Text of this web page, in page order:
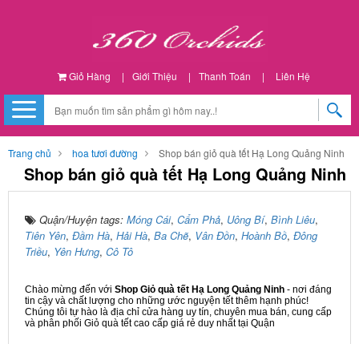
Giỏ Hàng | Giới Thiệu | Thanh Toán | Liên Hệ
Trang chủ hoa tươi đường Shop bán giỏ quà tết Hạ Long Quảng Ninh
Shop bán giỏ quà tết Hạ Long Quảng Ninh
Quận/Huyện tags: Móng Cái, Cẩm Phả, Uông Bí, Bình Liêu,
Tiên Yên, Đầm Hà, Hải Hà, Ba Chẽ, Vân Đồn, Hoành Bồ, Đông
Triều, Yên Hưng, Cô Tô
Chào mừng đến với Shop Giỏ quà tết Hạ Long Quảng Ninh - nơi đáng
tin cậy và chất lượng cho những ước nguyện tết thêm hạnh phúc!
Chúng tôi tự hào là địa chỉ cửa hàng uy tín, chuyên mua bán, cung cấp
và phân phối Giỏ quà tết cao cấp giá rẻ duy nhất tại Quận